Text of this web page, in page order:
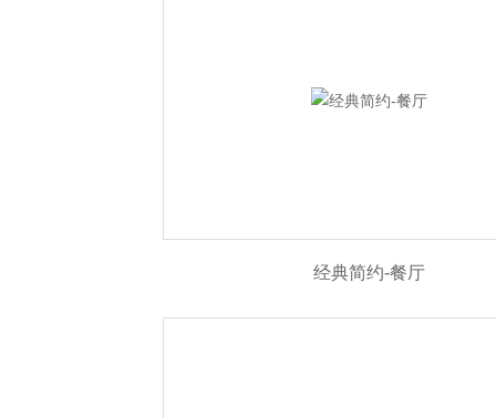
经典简约-餐厅